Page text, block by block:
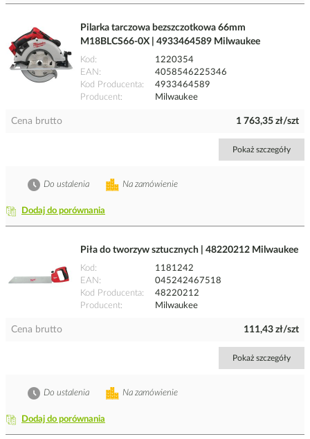
Pilarka tarczowa bezszczotkowa 66mm
M18BLCS66-0X | 4933464589 Milwaukee
Kod
1220354
EAN
4058546225346
Kod Producenta
4933464589
Producent
Milwaukee
Cena brutto 1 763,35 zł/szt
Pokaż szczegóły
Dodaj do porównania
Na zamówienie
Do ustalenia
Piła do tworzyw sztucznych | 48220212 Milwaukee
Kod
1181242
EAN
045242467518
Kod Producenta
48220212
Producent
Milwaukee
Cena brutto 111,43 zł/szt
Pokaż szczegóły
Dodaj do porównania
Na zamówienie
Do ustalenia